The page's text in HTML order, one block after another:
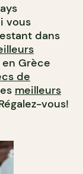
vous
dans
en Grèce
de
meilleurs
vous!